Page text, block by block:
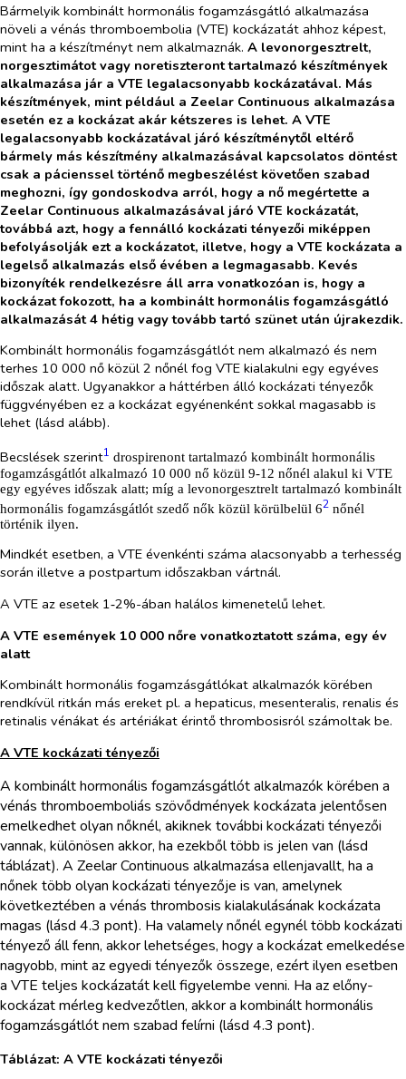
Bármelyik kombinált hormonális fogamzásgátló alkalmazása
növeli a vénás thromboembolia (VTE) kockázatát ahhoz képest,
mint ha a készítményt nem alkalmaznák. A levonorgesztrelt,
norgesztimátot vagy noretiszteront tartalmazó készítmények
alkalmazása jár a VTE legalacsonyabb kockázatával. Más
készítmények, mint például a Zeelar Continuous alkalmazása
esetén ez a kockázat akár kétszeres is lehet. A VTE
legalacsonyabb kockázatával járó készítménytől eltérő
bármely más készítmény alkalmazásával kapcsolatos döntést
csak a pácienssel történő megbeszélést követően szabad
meghozni, így gondoskodva arról, hogy a nő megértette a
Zeelar Continuous alkalmazásával járó VTE kockázatát,
továbbá azt, hogy a fennálló kockázati tényezői miképpen
befolyásolják ezt a kockázatot, illetve, hogy a VTE kockázata a
legelső alkalmazás első évében a legmagasabb. Kevés
bizonyíték rendelkezésre áll arra vonatkozóan is, hogy a
kockázat fokozott, ha a kombinált hormonális fogamzásgátló
alkalmazását 4 hétig vagy tovább tartó szünet után újrakezdik.
Kombinált hormonális fogamzásgátlót nem alkalmazó és nem
terhes 10 000 nő közül 2 nőnél fog VTE kialakulni egy egyéves
időszak alatt. Ugyanakkor a háttérben álló kockázati tényezők
függvényében ez a kockázat egyénenként sokkal magasabb is
lehet (lásd alább).
Becslések szerint1 drospirenont tartalmazó kombinált hormonális
fogamzásgátlót alkalmazó 10 000 nő közül 9‑12 nőnél alakul ki VTE
egy egyéves időszak alatt; míg a levonorgesztrelt tartalmazó kombinált
hormonális fogamzásgátlót szedő nők közül körülbelül 62 nőnél
történik ilyen.
Mindkét esetben, a VTE évenkénti száma alacsonyabb a terhesség
során illetve a postpartum időszakban vártnál.
A VTE az esetek 1‑2%-ában halálos kimenetelű lehet.
A VTE események 10 000 nőre vonatkoztatott száma, egy év
alatt
Kombinált hormonális fogamzásgátlókat alkalmazók körében
rendkívül ritkán más ereket pl. a hepaticus, mesenteralis, renalis és
retinalis vénákat és artériákat érintő thrombosisról számoltak be.
A VTE kockázati tényezői
A kombinált hormonális fogamzásgátlót alkalmazók körében a
vénás thromboemboliás szövődmények kockázata jelentősen
emelkedhet olyan nőknél, akiknek további kockázati tényezői
vannak, különösen akkor, ha ezekből több is jelen van (lásd
táblázat). A Zeelar Continuous alkalmazása ellenjavallt, ha a
nőnek több olyan kockázati tényezője is van, amelynek
következtében a vénás thrombosis kialakulásának kockázata
magas (lásd 4.3 pont). Ha valamely nőnél egynél több kockázati
tényező áll fenn, akkor lehetséges, hogy a kockázat emelkedése
nagyobb, mint az egyedi tényezők összege, ezért ilyen esetben
a VTE teljes kockázatát kell figyelembe venni. Ha az előny-
kockázat mérleg kedvezőtlen, akkor a kombinált hormonális
fogamzásgátlót nem szabad felírni (lásd 4.3 pont).
Táblázat: A VTE kockázati tényezői